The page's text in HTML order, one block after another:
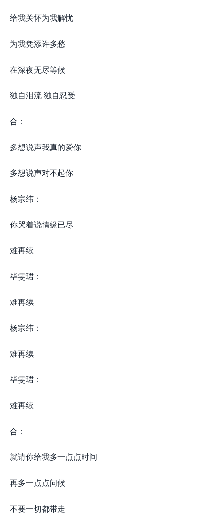
给我关怀为我解忧
为我凭添许多愁
在深夜无尽等候
独自泪流 独自忍受
合：
多想说声我真的爱你
多想说声对不起你
杨宗纬：
你哭着说情缘已尽
难再续
毕雯珺：
难再续
杨宗纬：
难再续
毕雯珺：
难再续
合：
就请你给我多一点点时间
再多一点点问候
不要一切都带走